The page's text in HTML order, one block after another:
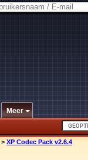
Meer
> XP Codec Pack v2.6.4